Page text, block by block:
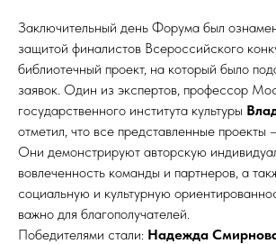
Заключительный день Форума был
защитой финалистов Всероссийского
библиотечный проект, на который было
заявок. Один из экспертов, профессор
государственного института культуры
отметил, что все представленные проекты
Они демонстрируют авторскую
вовлеченность команды и партнеров, а
социальную и культурную
важно для благополучателей.
Победителями стали: Надежда